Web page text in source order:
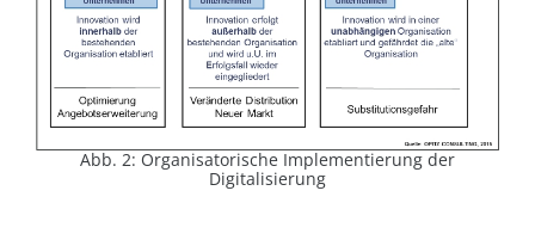
Abb. 2: Organisatorische Implementierung der
Digitalisierung